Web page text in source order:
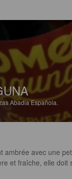
Abadia Española.
ambrée avec une
et fraîche, elle doit